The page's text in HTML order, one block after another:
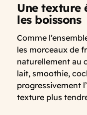
Une texture
les boissons
Comme
les morceaux de
naturellement au
lait, smoothie,
progressivement
texture plus